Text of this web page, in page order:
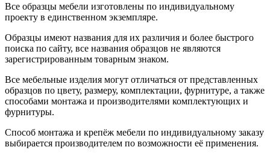
Все образцы мебели изготовлены по индивидуальному
проекту в единственном экземпляре.
Образцы имеют названия для их различия и более быстрого
поиска по сайту, все названия образцов не являются
зарегистрированным товарным знаком.
Все мебельные изделия могут отличаться от представленных
образцов по цвету, размеру, комплектации, фурнитуре, а также
способами монтажа и производителями комплектующих и
фурнитуры.
Способ монтажа и крепёж мебели по индивидуальному заказу
выбирается производителем по возможности её применения.